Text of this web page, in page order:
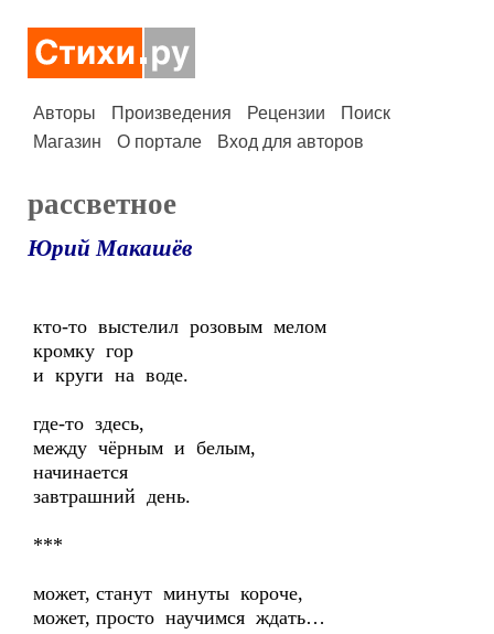
Авторы Произведения Рецензии
Поиск
Магазин
О портале Вход для авторов
рассветное
Юрий Макашёв
кто-то выстелил розовым мелом
кромку гор
и круги на воде.
где-то здесь,
между чёрным и белым,
начинается
завтрашний день.
***
может, станут минуты короче,
может, просто научимся ждать…